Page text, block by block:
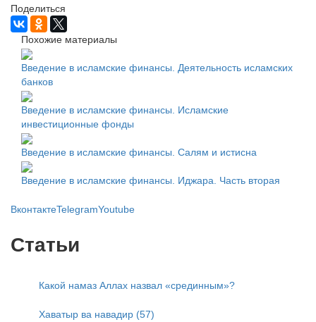
Поделиться
Похожие материалы
Введение в исламские финансы. Деятельность исламских
банков
Введение в исламские финансы. Исламские
инвестиционные фонды
Введение в исламские финансы. Салям и истисна
Введение в исламские финансы. Иджара. Часть вторая
ВконтактеTelegramYoutube
Статьи
Какой намаз Аллах назвал «срединным»?
Хаватыр ва навадир (57)